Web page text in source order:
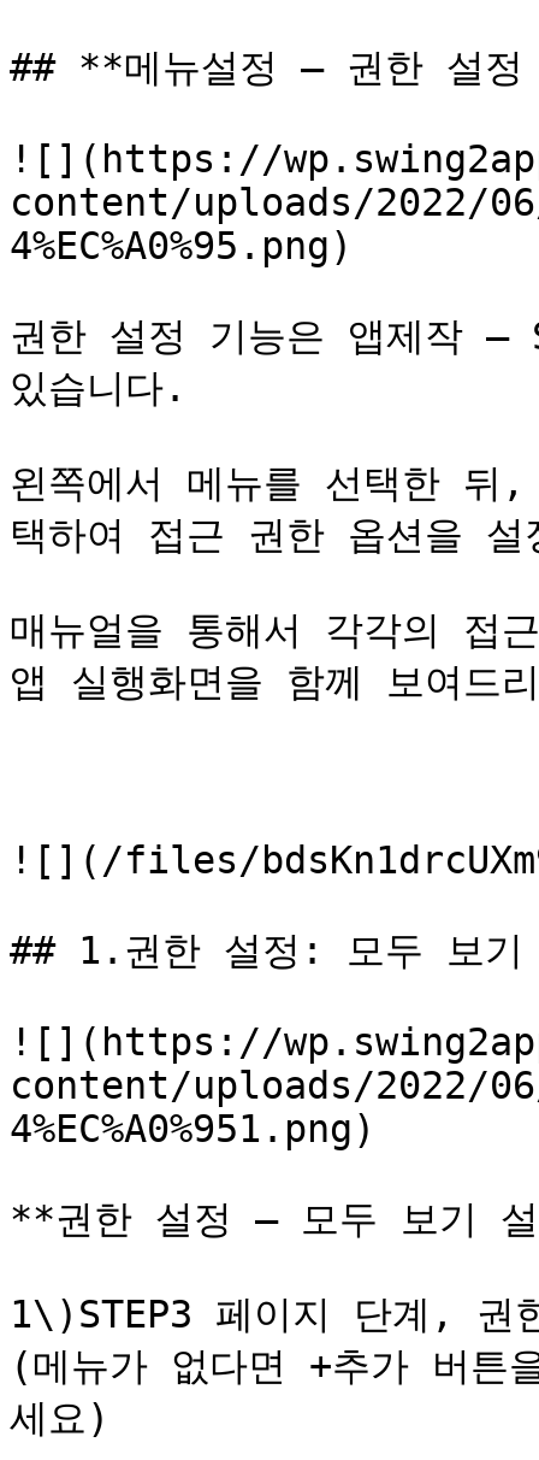
## **메뉴설정 – 권한 설정
![](https://
content/uploads/2022/06/
4%EC%A0%95.png)
권한 설정 기능은 앱제작 –
있습니다.
왼쪽에서 메뉴를 선택한
택하여 접근 권한 옵션을
매뉴얼을 통해서 각각의 접
앱 실행화면을 함께 보여드
![](/files/
## 1.권한 설정: 모두 보기
![](https://
content/uploads/2022/06/
4%EC%A0%951.png)
**권한 설정 – 모두 보기
1\)STEP3 페이지 단계, 권
(메뉴가 없다면 +추가 버튼
세요)